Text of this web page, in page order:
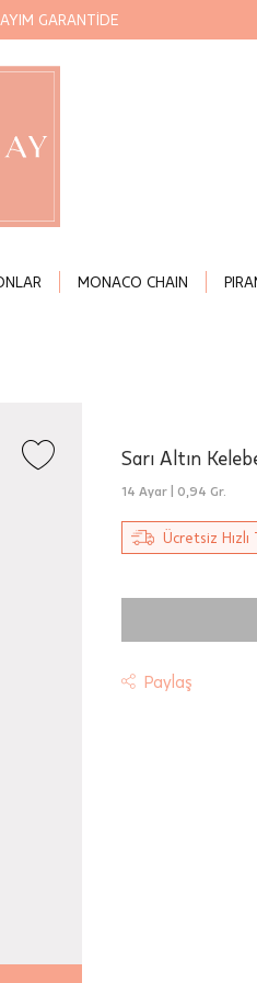
GARANTİDE
MONACO CHAIN
Sarı Altın
14 Ayar | 0,94 Gr.
Ücretsiz
Paylaş
Teslimat; sipariş verilen gün